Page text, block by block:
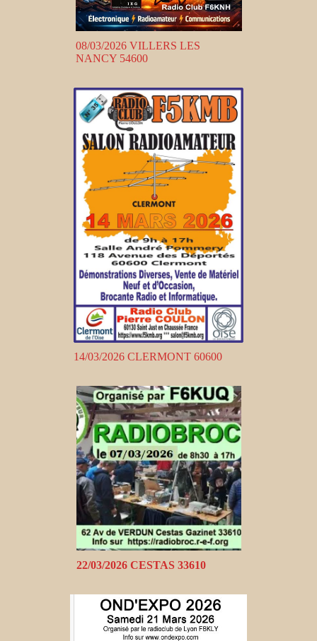
08/03/2026 VILLERS LES
NANCY 54600
14/03/2026 CLERMONT 60600
22/03/2026 CESTAS 33610